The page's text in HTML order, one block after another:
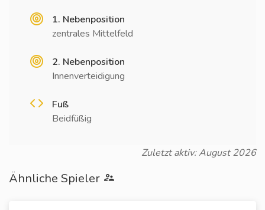
1. Nebenposition
zentrales Mittelfeld
2. Nebenposition
Innenverteidigung
Fuß
Beidfüßig
Zuletzt aktiv: August 2026
Ähnliche Spieler